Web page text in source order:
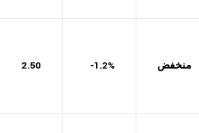
2.50 -1.2% منخفض